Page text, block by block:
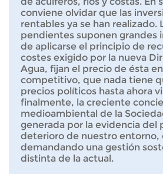
conviene olvidar que las
rentables ya se han realizado.
pendientes suponen grandes
de aplicarse el principio de
costes exigido por la nueva
Agua, fijan el precio de ésta
competitivo, que nada tiene
precios políticos hasta ahora
finalmente, la creciente
medioambiental de la
generada por la evidencia del
deterioro de nuestro entorno,
demandando una gestión
distinta de la actual.